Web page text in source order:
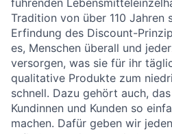
führenden
Tradition von über 110 Jahren
Erfindung des Discount-
es, Menschen überall und
versorgen, was sie für ihr
qualitative Produkte zum
schnell. Dazu gehört auch,
Kundinnen und Kunden so
machen. Dafür geben wir